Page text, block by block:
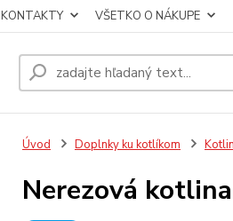
KONTAKTY VŠETKO O NÁKUPE
Úvod Doplnky ku kotlíkom
Nerezová